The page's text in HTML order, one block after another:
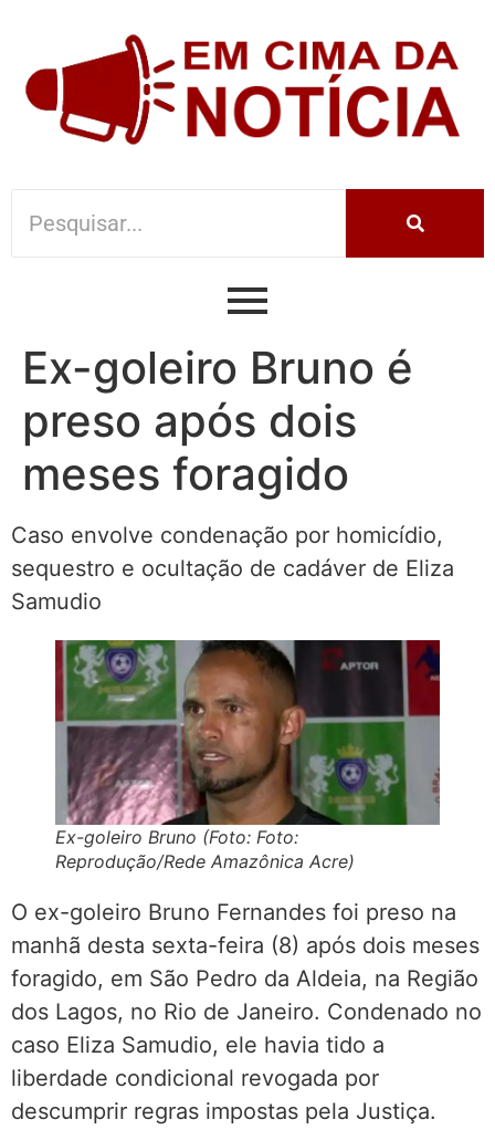
Ex-goleiro Bruno é
preso após dois
meses foragido
Caso envolve condenação por homicídio,
sequestro e ocultação de cadáver de Eliza
Samudio
Ex-goleiro Bruno (Foto: Foto:
Reprodução/Rede Amazônica Acre)
O ex-goleiro Bruno Fernandes foi preso na
manhã desta sexta-feira (8) após dois meses
foragido, em São Pedro da Aldeia, na Região
dos Lagos, no Rio de Janeiro. Condenado no
caso Eliza Samudio, ele havia tido a
liberdade condicional revogada por
descumprir regras impostas pela Justiça.